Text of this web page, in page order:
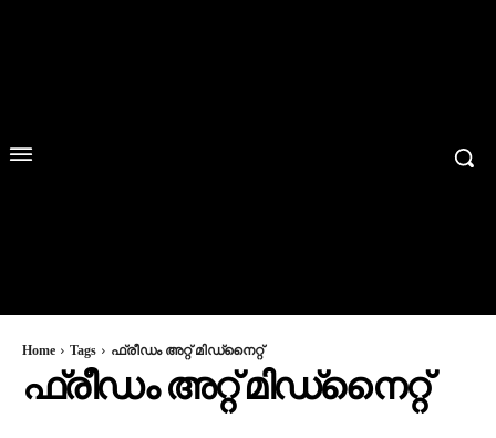
Home Tags ഫ്രീഡം അറ്റ് മിഡ്‌നൈറ്റ്
ഫ്രീഡം അറ്റ് മിഡ്‌നൈറ്റ്